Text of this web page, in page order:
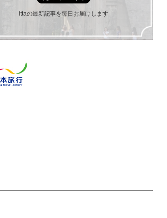
ittaの最新記事を毎日お届けします